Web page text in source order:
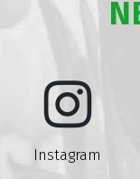
Instagram